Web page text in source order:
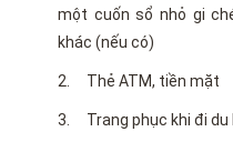
một cuốn sổ nhỏ gi
khác (nếu có)
2. Thẻ ATM, tiền mặt
3. Trang phục khi đi du